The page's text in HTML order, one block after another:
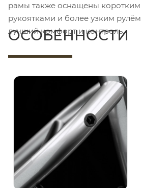
рамы также оснащены
рукоятками и более узким
лучший комфорт и контроль.
ОСОБЕННОСТИ